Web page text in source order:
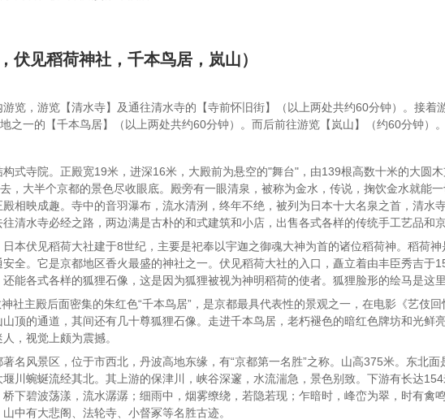
伏见稻荷神社，千本鸟居，岚山）
览，游览【清水寺】及通往清水寺的【寺前怀旧街】（以上两处共约60分钟）。接着
之一的【千本鸟居】（以上两处共约60分钟）。而后前往游览【岚山】（约60分钟）
构式寺院。正殿宽19米，进深16米，大殿前为悬空的"舞台"，由139根高数十米的大圆
，大半个京都的景色尽收眼底。殿旁有一眼清泉，被称为金水，传说，掬饮金水就能
相映成趣。寺中的音羽瀑布，流水清洌，终年不绝，被列为日本十大名泉之首，清水
往清水寺必经之路，两边满是古朴的和式建筑和小店，出售各式各样的传统手工艺品和
日本伏见稻荷大社建于8世纪，主要是祀奉以宇迦之御魂大神为首的诸位稻荷神。稻荷
全。它是京都地区香火最盛的神社之一。伏见稻荷大社的入口，矗立着由丰臣秀吉于
能各式各样的狐狸石像，这是因为狐狸被视为神明稻荷的使者。狐狸脸形的绘马是这里
社主殿后面密集的朱红色“千本鸟居”，是京都最具代表性的景观之一，在电影《艺伎
顶的通道，其间还有几十尊狐狸石像。走进千本鸟居，老朽褪色的暗红色牌坊和光鲜
，视觉上颇为震撼。
著名风景区，位于市西北，丹波高地东缘，有“京都第一名胜”之称。山高375米。东北
川蜿蜒流经其北。其上游的保津川，峡谷深邃，水流湍急，景色别致。下游有长达
下碧波荡漾，流水潺潺；细雨中，烟雾缭绕，若隐若现；乍暗时，峰峦为翠，时有禽
中有大悲阁、法轮寺、小督冢等名胜古迹。